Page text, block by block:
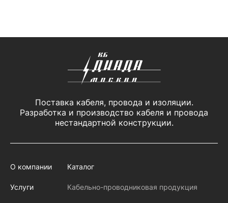
Поставка кабеля, провода и изоляции.
Разработка и производство кабеля и провода
нестандартной конструкции.
О компании
Услуги
Каталог
Кабельно-проводниковая продукция